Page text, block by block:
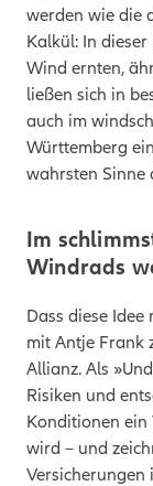
werden wie die
Kalkül: In
Wind ernten,
ließen sich in
auch im
Württemberg
wahrsten Sinne
Im
Windrads
Dass diese
mit Antje Frank
Allianz. Als
Risiken und
Konditionen ein
wird – und